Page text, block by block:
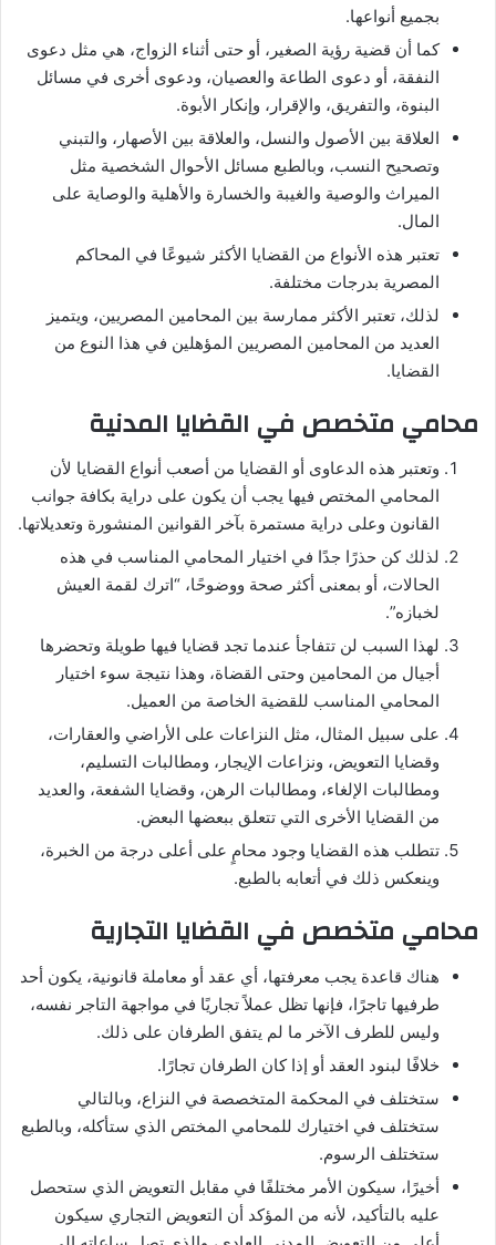
بجميع أنواعها.
كما أن قضية رؤية الصغير، أو حتى أثناء الزواج، هي مثل دعوى
النفقة، أو دعوى الطاعة والعصيان، ودعوى أخرى في مسائل
البنوة، والتفريق، والإقرار، وإنكار الأبوة.
العلاقة بين الأصول والنسل، والعلاقة بين الأصهار، والتبني
وتصحيح النسب، وبالطبع مسائل الأحوال الشخصية مثل
الميراث والوصية والغيبة والخسارة والأهلية والوصاية على
المال.
تعتبر هذه الأنواع من القضايا الأكثر شيوعًا في المحاكم
المصرية بدرجات مختلفة.
لذلك، تعتبر الأكثر ممارسة بين المحامين المصريين، ويتميز
العديد من المحامين المصريين المؤهلين في هذا النوع من
القضايا.
محامي متخصص في القضايا المدنية
وتعتبر هذه الدعاوى أو القضايا من أصعب أنواع القضايا لأن
المحامي المختص فيها يجب أن يكون على دراية بكافة جوانب
القانون وعلى دراية مستمرة بآخر القوانين المنشورة وتعديلاتها.
لذلك كن حذرًا جدًا في اختيار المحامي المناسب في هذه
الحالات، أو بمعنى أكثر صحة ووضوحًا، “اترك لقمة العيش
لخبازه”.
لهذا السبب لن تتفاجأ عندما تجد قضايا فيها طويلة وتحضرها
أجيال من المحامين وحتى القضاة، وهذا نتيجة سوء اختيار
المحامي المناسب للقضية الخاصة من العميل.
على سبيل المثال، مثل النزاعات على الأراضي والعقارات،
وقضايا التعويض، ونزاعات الإيجار، ومطالبات التسليم،
ومطالبات الإلغاء، ومطالبات الرهن، وقضايا الشفعة، والعديد
من القضايا الأخرى التي تتعلق ببعضها البعض.
تتطلب هذه القضايا وجود محامٍ على أعلى درجة من الخبرة،
وينعكس ذلك في أتعابه بالطبع.
محامي متخصص في القضايا التجارية
هناك قاعدة يجب معرفتها، أي عقد أو معاملة قانونية، يكون أحد
طرفيها تاجرًا، فإنها تظل عملاً تجاريًا في مواجهة التاجر نفسه،
وليس للطرف الآخر ما لم يتفق الطرفان على ذلك.
خلافًا لبنود العقد أو إذا كان الطرفان تجارًا.
ستختلف في المحكمة المتخصصة في النزاع، وبالتالي
ستختلف في اختيارك للمحامي المختص الذي ستأكله، وبالطبع
ستختلف الرسوم.
أخيرًا، سيكون الأمر مختلفًا في مقابل التعويض الذي ستحصل
عليه بالتأكيد، لأنه من المؤكد أن التعويض التجاري سيكون